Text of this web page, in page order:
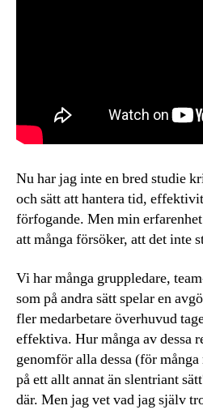
Nu har jag inte en bred studie
och sätt att hantera tid,
förfogande. Men min
att många försöker, att det inte
Vi har många gruppledare,
som på andra sätt spelar en
fler medarbetare överhuvud
effektiva. Hur många av dessa
genomför alla dessa (för
på ett allt annat än slentriant
där. Men jag vet vad jag själv